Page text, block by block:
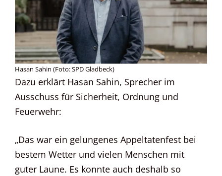
Hasan Sahin (Foto: SPD Gladbeck)
Dazu erklärt Hasan Sahin, Sprecher im
Ausschuss für Sicherheit, Ordnung und
Feuerwehr:
„Das war ein gelungenes Appeltatenfest bei
bestem Wetter und vielen Menschen mit
guter Laune. Es konnte auch deshalb so